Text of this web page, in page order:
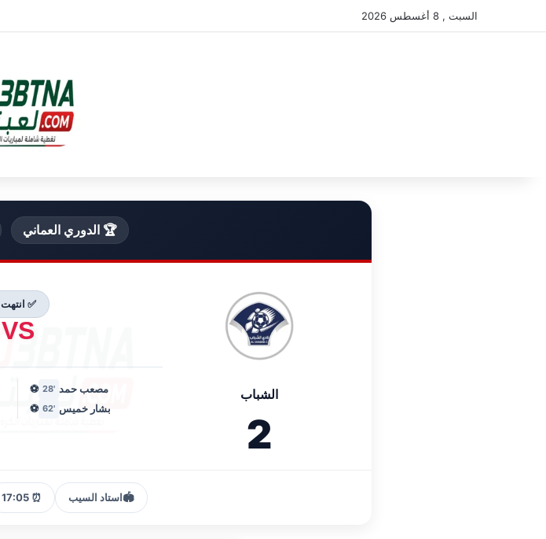
السبت , 8 أغسطس 2026
🏆 الدوري العماني
الشباب
2
✅ انتهت
VS
مصعب حمد '28
⚽
بشار خميس '62
⚽
🏟️استاد السيب ⏰ 17:05